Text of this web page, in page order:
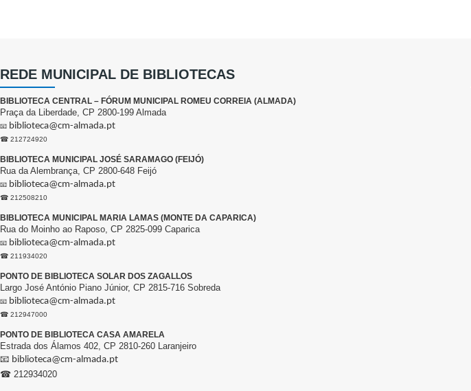
REDE MUNICIPAL DE BIBLIOTECAS
BIBLIOTECA CENTRAL – FÓRUM MUNICIPAL ROMEU CORREIA (ALMADA)
Praça da Liberdade, CP 2800-199 Almada
📧 biblioteca@cm-almada.pt
☎ 212724920
BIBLIOTECA MUNICIPAL JOSÉ SARAMAGO (FEIJÓ)
Rua da Alembrança, CP 2800-648 Feijó
📧 biblioteca@cm-almada.pt
☎ 212508210
BIBLIOTECA MUNICIPAL MARIA LAMAS (MONTE DA CAPARICA)
Rua do Moinho ao Raposo, CP 2825-099 Caparica
📧 biblioteca@cm-almada.pt
☎ 211934020
PONTO DE BIBLIOTECA SOLAR DOS ZAGALLOS
Largo José António Piano Júnior, CP 2815-716 Sobreda
📧 biblioteca@cm-almada.pt
☎ 212947000
PONTO DE BIBLIOTECA CASA AMARELA
Estrada dos Álamos 402, CP 2810-260 Laranjeiro
📧 biblioteca@cm-almada.pt
☎ 212934020